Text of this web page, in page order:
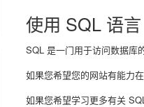
使用 SQL 语言
SQL 是一门用于访问数据库
如果您希望您的网站有能力
如果您希望学习更多有关